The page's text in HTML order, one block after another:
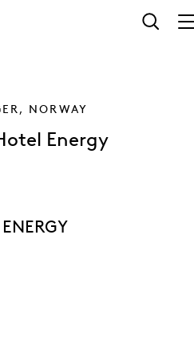
NORWAY
Energy